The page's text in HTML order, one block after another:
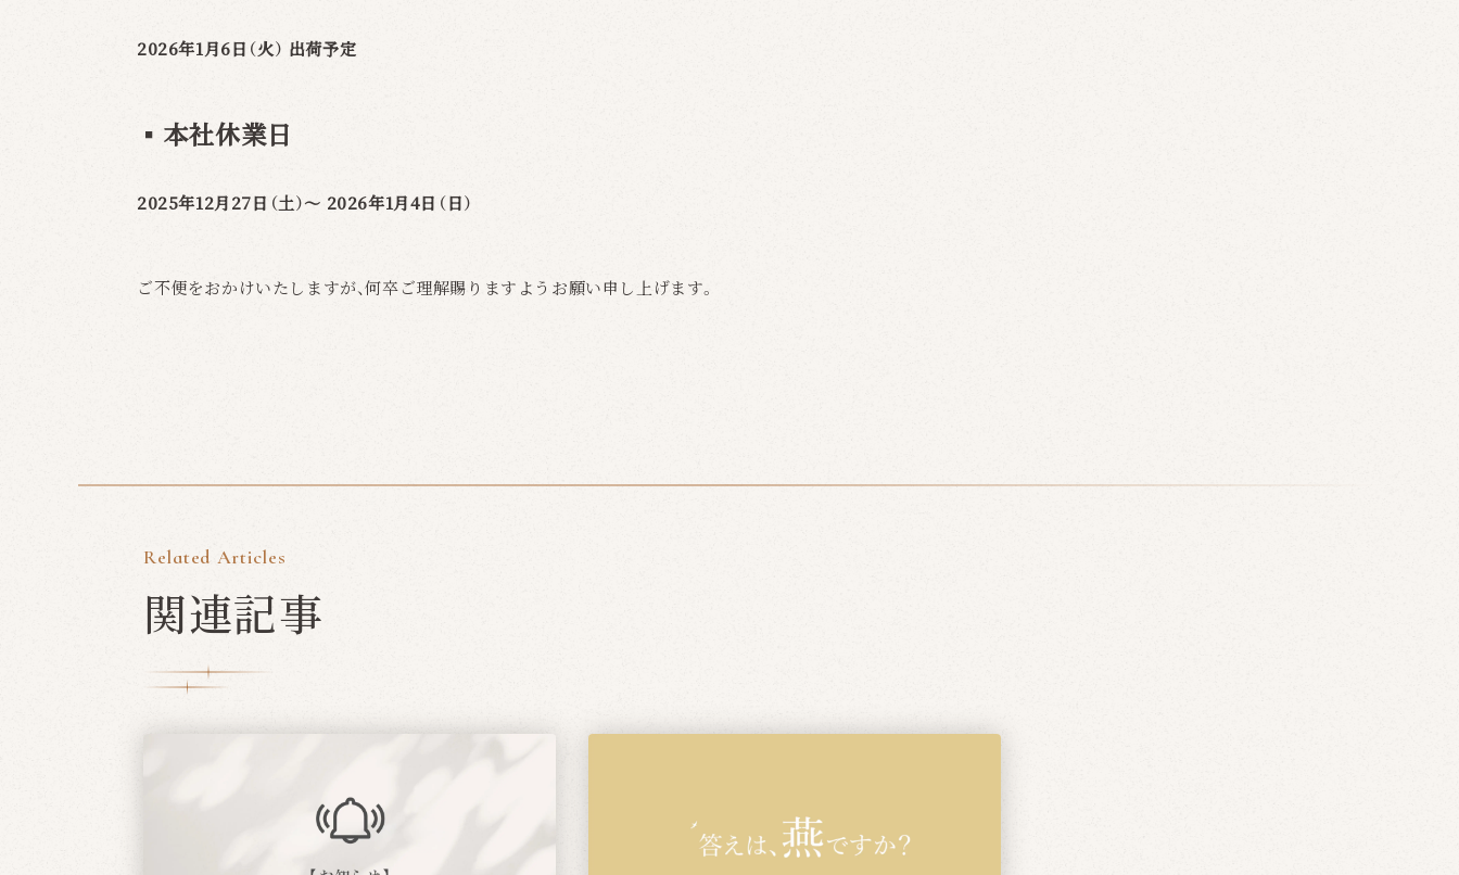
2026年1月6日（火） 出荷予定
▪️ 本社休業日
2025年12月27日（土）～ 2026年1月4日（日）
ご不便をおかけいたしますが、何卒ご理解賜りますようお願い申し上げます。
Related Articles
関連記事